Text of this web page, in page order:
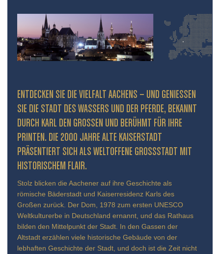
ENTDECKEN SIE DIE VIELFALT AACHENS – UND GENIESSEN S
IE DIE STADT DES WASSERS UND DER PFERDE, BEKANNT D
URCH KARL DEN GROSSEN UND BERÜHMT FÜR IHRE PR
INTEN. DIE 2000 JAHRE ALTE KAISERSTADT PR
ÄSENTIERT SICH ALS WELTOFFENE GROSSSTADT MIT HIS
TORISCHEM FLAIR.
Stolz blicken die Aachener auf ihre Geschichte als
römische Bäderstadt und Kaiserresidenz Karls des
Großen zurück. Der Dom, 1978 zum ersten UNESCO
Weltkulturerbe in Deutschland ernannt, und das Rathaus
bilden den Mittelpunkt der Stadt. In den Gassen der
Altstadt erzählen viele historische Gebäude von der
lebhaften Geschichte der Stadt, und doch ist die Zeit nicht